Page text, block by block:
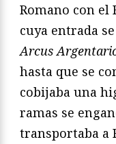
Romano con el
cuya entrada
Arcus
hasta que se
cobijaba una
ramas se
transportaba a